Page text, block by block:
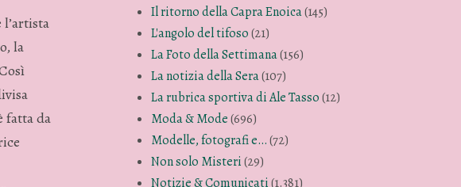
la
fatta da
Il ritorno della Capra Enoica(145)
L'angolo del tifoso(21)
La Foto della Settimana(156)
La notizia della Sera(107)
La rubrica sportiva di Ale Tasso(12)
Moda & Mode(696)
Modelle, fotografi e…(72)
Non solo Misteri(29)
Notizie & Comunicati(1.381)